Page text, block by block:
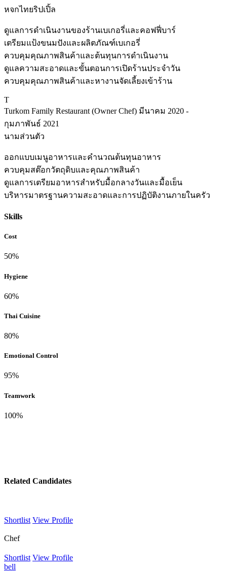
หจกไทยริปเปิ้ล
ดูแลการดำเนินงานของร้านเบเกอรี่และคอฟฟี่บาร์
เตรียมแป้งขนมปังและผลิตภัณฑ์เบเกอรี่
ควบคุมคุณภาพสินค้าและต้นทุนการดำเนินงาน
ดูแลความสะอาดและขั้นตอนการเปิดร้านประจำวัน
ควบคุมคุณภาพสินค้าและหางานจัดเลี้ยงเข้าร้าน
T
Turkom Family Restaurant (Owner Chef) มีนาคม 2020 -
กุมภาพันธ์ 2021
นามส่วนตัว
ออกแบบเมนูอาหารและคำนวณต้นทุนอาหาร
ควบคุมสต๊อกวัตถุดิบและคุณภาพสินค้า
ดูแลการเตรียมอาหารสำหรับมื้อกลางวันและมื้อเย็น
บริหารมาตรฐานความสะอาดและการปฏิบัติงานภายในครัว
Skills
Cost
50%
Hygiene
60%
Thai Cuisine
80%
Emotional Control
95%
Teamwork
100%
Related Candidates
Shortlist View Profile
Chef
Shortlist View Profile
bell